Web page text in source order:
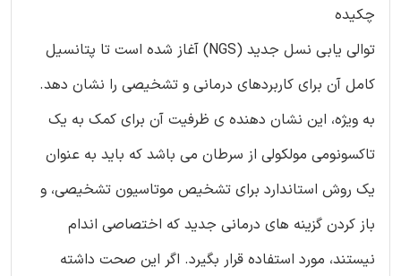
چکیده
توالی یابی نسل جدید (NGS) آغاز شده است تا پتانسیل
کامل آن برای کاربردهای درمانی و تشخیصی را نشان دهد.
به ویژه، این نشان دهنده ی ظرفیت آن برای کمک به یک
تاکسونومی مولکولی از سرطان می باشد که باید به عنوان
یک روش استاندارد برای تشخیص موتاسیون تشخیصی، و
باز کردن گزینه های درمانی جدید که اختصاصی اندام
نیستند، مورد استفاده قرار بگیرد. اگر این صحت داشته